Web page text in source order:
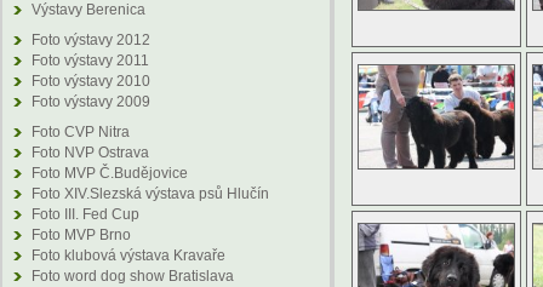
Výstavy Berenica
Foto výstavy 2012
Foto výstavy 2011
Foto výstavy 2010
Foto výstavy 2009
Foto CVP Nitra
Foto NVP Ostrava
Foto MVP Č.Budějovice
Foto XIV.Slezská výstava psů Hlučín
Foto III. Fed Cup
Foto MVP Brno
Foto klubová výstava Kravaře
Foto word dog show Bratislava